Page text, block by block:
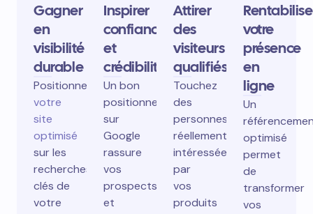
Gagner
en
visibilité
durable
Positionnez
votre
site
optimisé
sur les
recherches
clés de
votre
Inspirer
confiance
et
crédibilité
Un bon
positionnement
sur
Google
rassure
vos
prospects
et
Attirer
des
visiteurs
qualifiés
Touchez
des
personnes
réellement
intéressées
par
vos
produits
votre
présence
en
ligne
Un
optimisé
permet
de
transformer
vos